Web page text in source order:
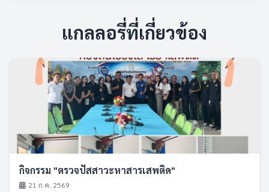
แกลลอรี่ที่เกี่ยวข้อง
กิจกรรม "ตรวจปัสสาวะหาสารเสพติด"
21 ก.ค. 2569